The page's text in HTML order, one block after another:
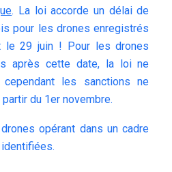
. La loi accorde un délai de
pour les drones enregistrés
le 29 juin ! Pour les drones
après cette date, la loi ne
les sanctions ne
du 1er novembre.
opérant dans un cadre